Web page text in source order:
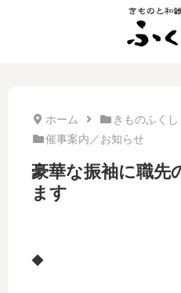
ホーム
きものふく
催事案内／お知らせ
豪華な振袖に職先
ます
◆